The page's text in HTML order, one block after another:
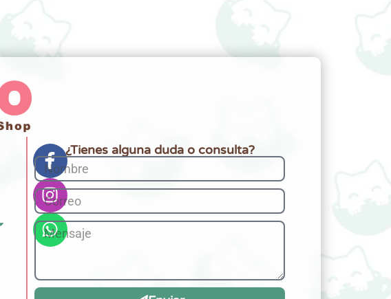
¿Tienes alguna duda o consulta?